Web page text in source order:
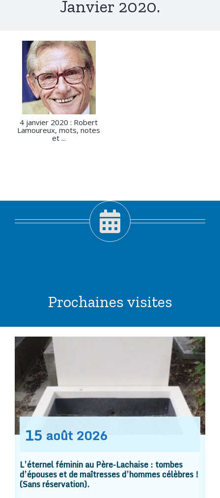
Janvier 2020.
4 janvier 2020 : Robert
Lamoureux, mots, notes
et ...
Prochaines visites
15 août 2026
L’éternel féminin au Père-Lachaise : tombes
d’épouses et de maîtresses d’hommes célèbres !
(Sans réservation).